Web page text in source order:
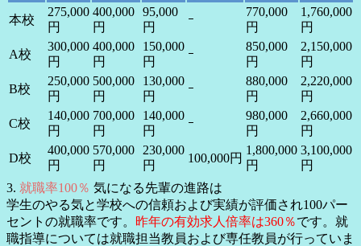
本校
275,000
円
400,000
円
95,000
円
ｰ
770,000
円
1,760,000
円
A校
300,000
円
400,000
円
150,000
円
ｰ
850,000
円
2,150,000
円
B校
250,000
円
500,000
円
130,000
円
ｰ
880,000
円
2,220,000
円
C校
140,000
円
700,000
円
140,000
円
ｰ
980,000
円
2,660,000
円
D校
400,000
円
570,000
円
230,000
円
100,000円
1,800,000
円
3,100,000
円
3. 就職率100％ 気になる先輩の進路は
学生のやる気と学校への信頼および実績が評価され100パー
セントの就職率です。 昨年の有効求人倍率は360％です。就
職指導については就職担当教員および専任教員が行っていま